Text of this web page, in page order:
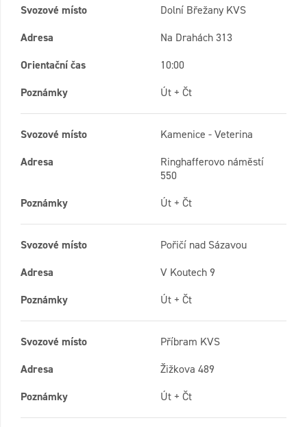
Svozové místo
Dolní Břežany KVS
Adresa
Na Drahách 313
Orientační čas
10:00
Poznámky
Út + Čt
Svozové místo
Kamenice - Veterina
Adresa
Ringhafferovo náměstí
550
Poznámky
Út + Čt
Svozové místo
Pořičí nad Sázavou
Adresa
V Koutech 9
Poznámky
Út + Čt
Svozové místo
Příbram KVS
Adresa
Žižkova 489
Poznámky
Út + Čt